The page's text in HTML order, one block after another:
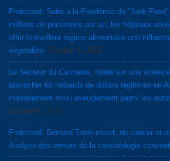
Protected: Suite à la Pandémie du “Junk
millions de personnes par an, les hôpitaux
offrir le meilleur régime alimentaire anti-
végétalien. October 6, 2021
Le Secteur du Cannabis, fondé sur une
approcher 60 milliards de dollars légitimes en
manquement et-ou aveuglement parmi les
October 5, 2021
Protected: Bernard Tapie meurt: du cancer et-
Analyse des erreurs de la cancérologie